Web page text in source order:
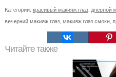
Категории: красивый макияж глаз дневной
вечерний макияж глаз макияж глаз смоки
Читайте также